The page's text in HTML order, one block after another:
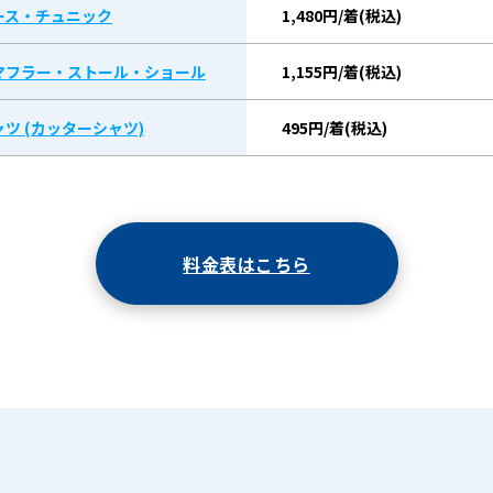
ス・チュニック 1,480円/着(税込)
フラー・ストール・ショール 1,155円/着(税込)
ツ (カッターシャツ) 495円/着(税込)
料金表はこちら